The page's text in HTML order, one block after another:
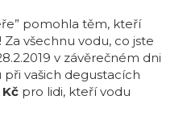
pomohla těm, kteří
všechnu vodu, co jste
v závěrečném dni
při vašich degustacích
pro lidi, kteří vodu